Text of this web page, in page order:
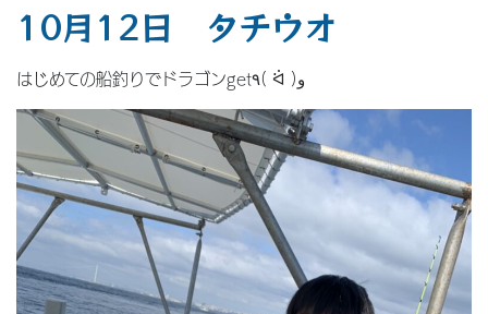
10月12日 タチウオ
はじめての船釣りでドラゴンget٩( ᐛ )و